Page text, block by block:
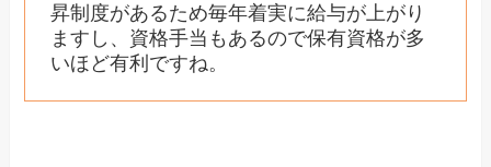
昇制度があるため毎年着実に給与が上がり
ますし、資格手当もあるので保有資格が多
いほど有利ですね。